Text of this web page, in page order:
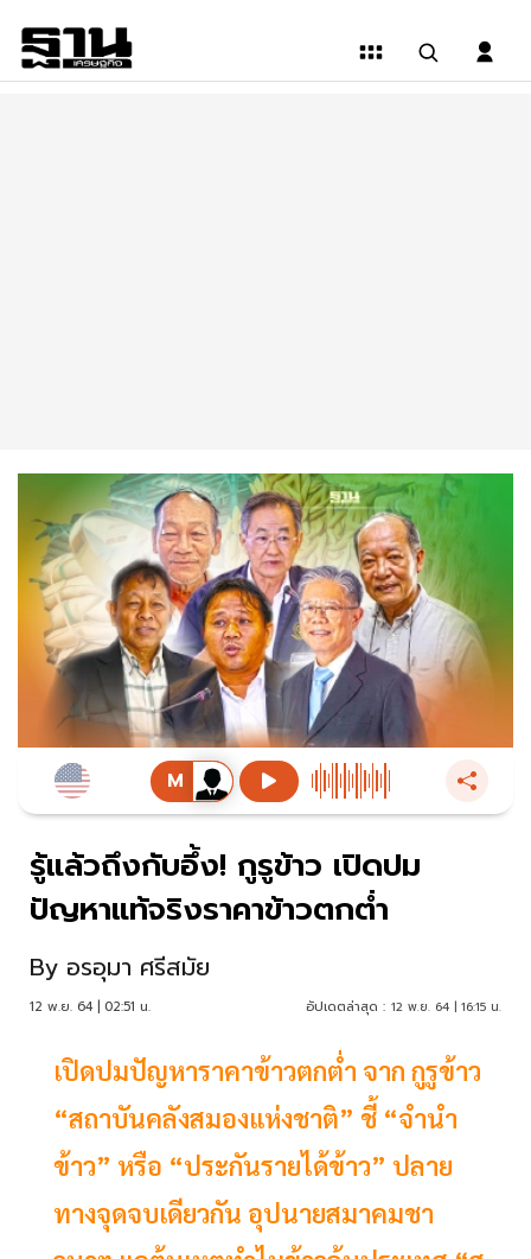
รู้แล้วถึงกับอึ้ง! กูรูข้าว เปิดปม
ปัญหาแท้จริงราคาข้าวตกต่ำ
By อรอุมา ศรีสมัย
12 พ.ย. 64 | 02:51 น. อัปเดตล่าสุด : 12 พ.ย. 64 | 16:15 น.
เปิดปมปัญหาราคาข้าวตกต่ำ จาก กูรูข้าว
“สถาบันคลังสมองแห่งชาติ” ชี้ “จำนำ
ข้าว” หรือ “ประกันรายได้ข้าว” ปลาย
ทางจุดจบเดียวกัน อุปนายสมาคมชา